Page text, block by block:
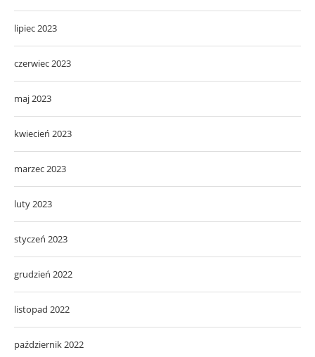
lipiec 2023
czerwiec 2023
maj 2023
kwiecień 2023
marzec 2023
luty 2023
styczeń 2023
grudzień 2022
listopad 2022
październik 2022